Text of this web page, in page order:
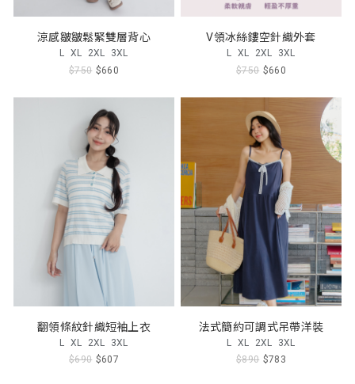
涼感皺皺鬆緊雙層背心
L XL 2XL 3XL
$750 $660
V領冰絲鏤空針織外套
L XL 2XL 3XL
$750 $660
翻領條紋針織短袖上衣
L XL 2XL 3XL
$690 $607
法式簡約可調式吊帶洋裝
L XL 2XL 3XL
$890 $783